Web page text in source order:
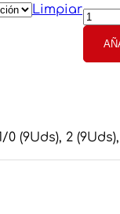
Limpiar
Hook
0 (9Uds), 2